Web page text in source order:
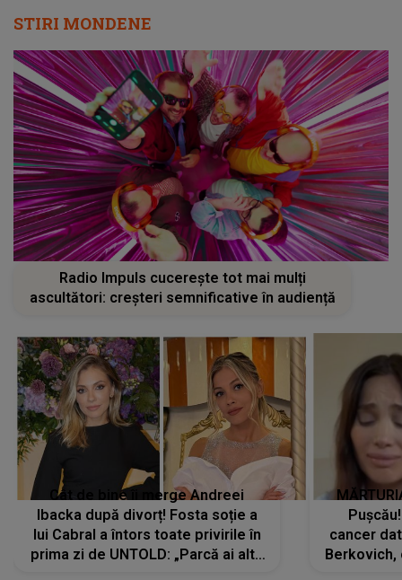
STIRI MONDENE
Radio Impuls cucerește tot mai mulți
ascultători: creșteri semnificative în audiență
Cât de bine îi merge Andreei
Ibacka după divorț! Fosta soție a
lui Cabral a întors toate privirile în
prima zi de UNTOLD: „Parcă ai altă
cancer
Berkovich,